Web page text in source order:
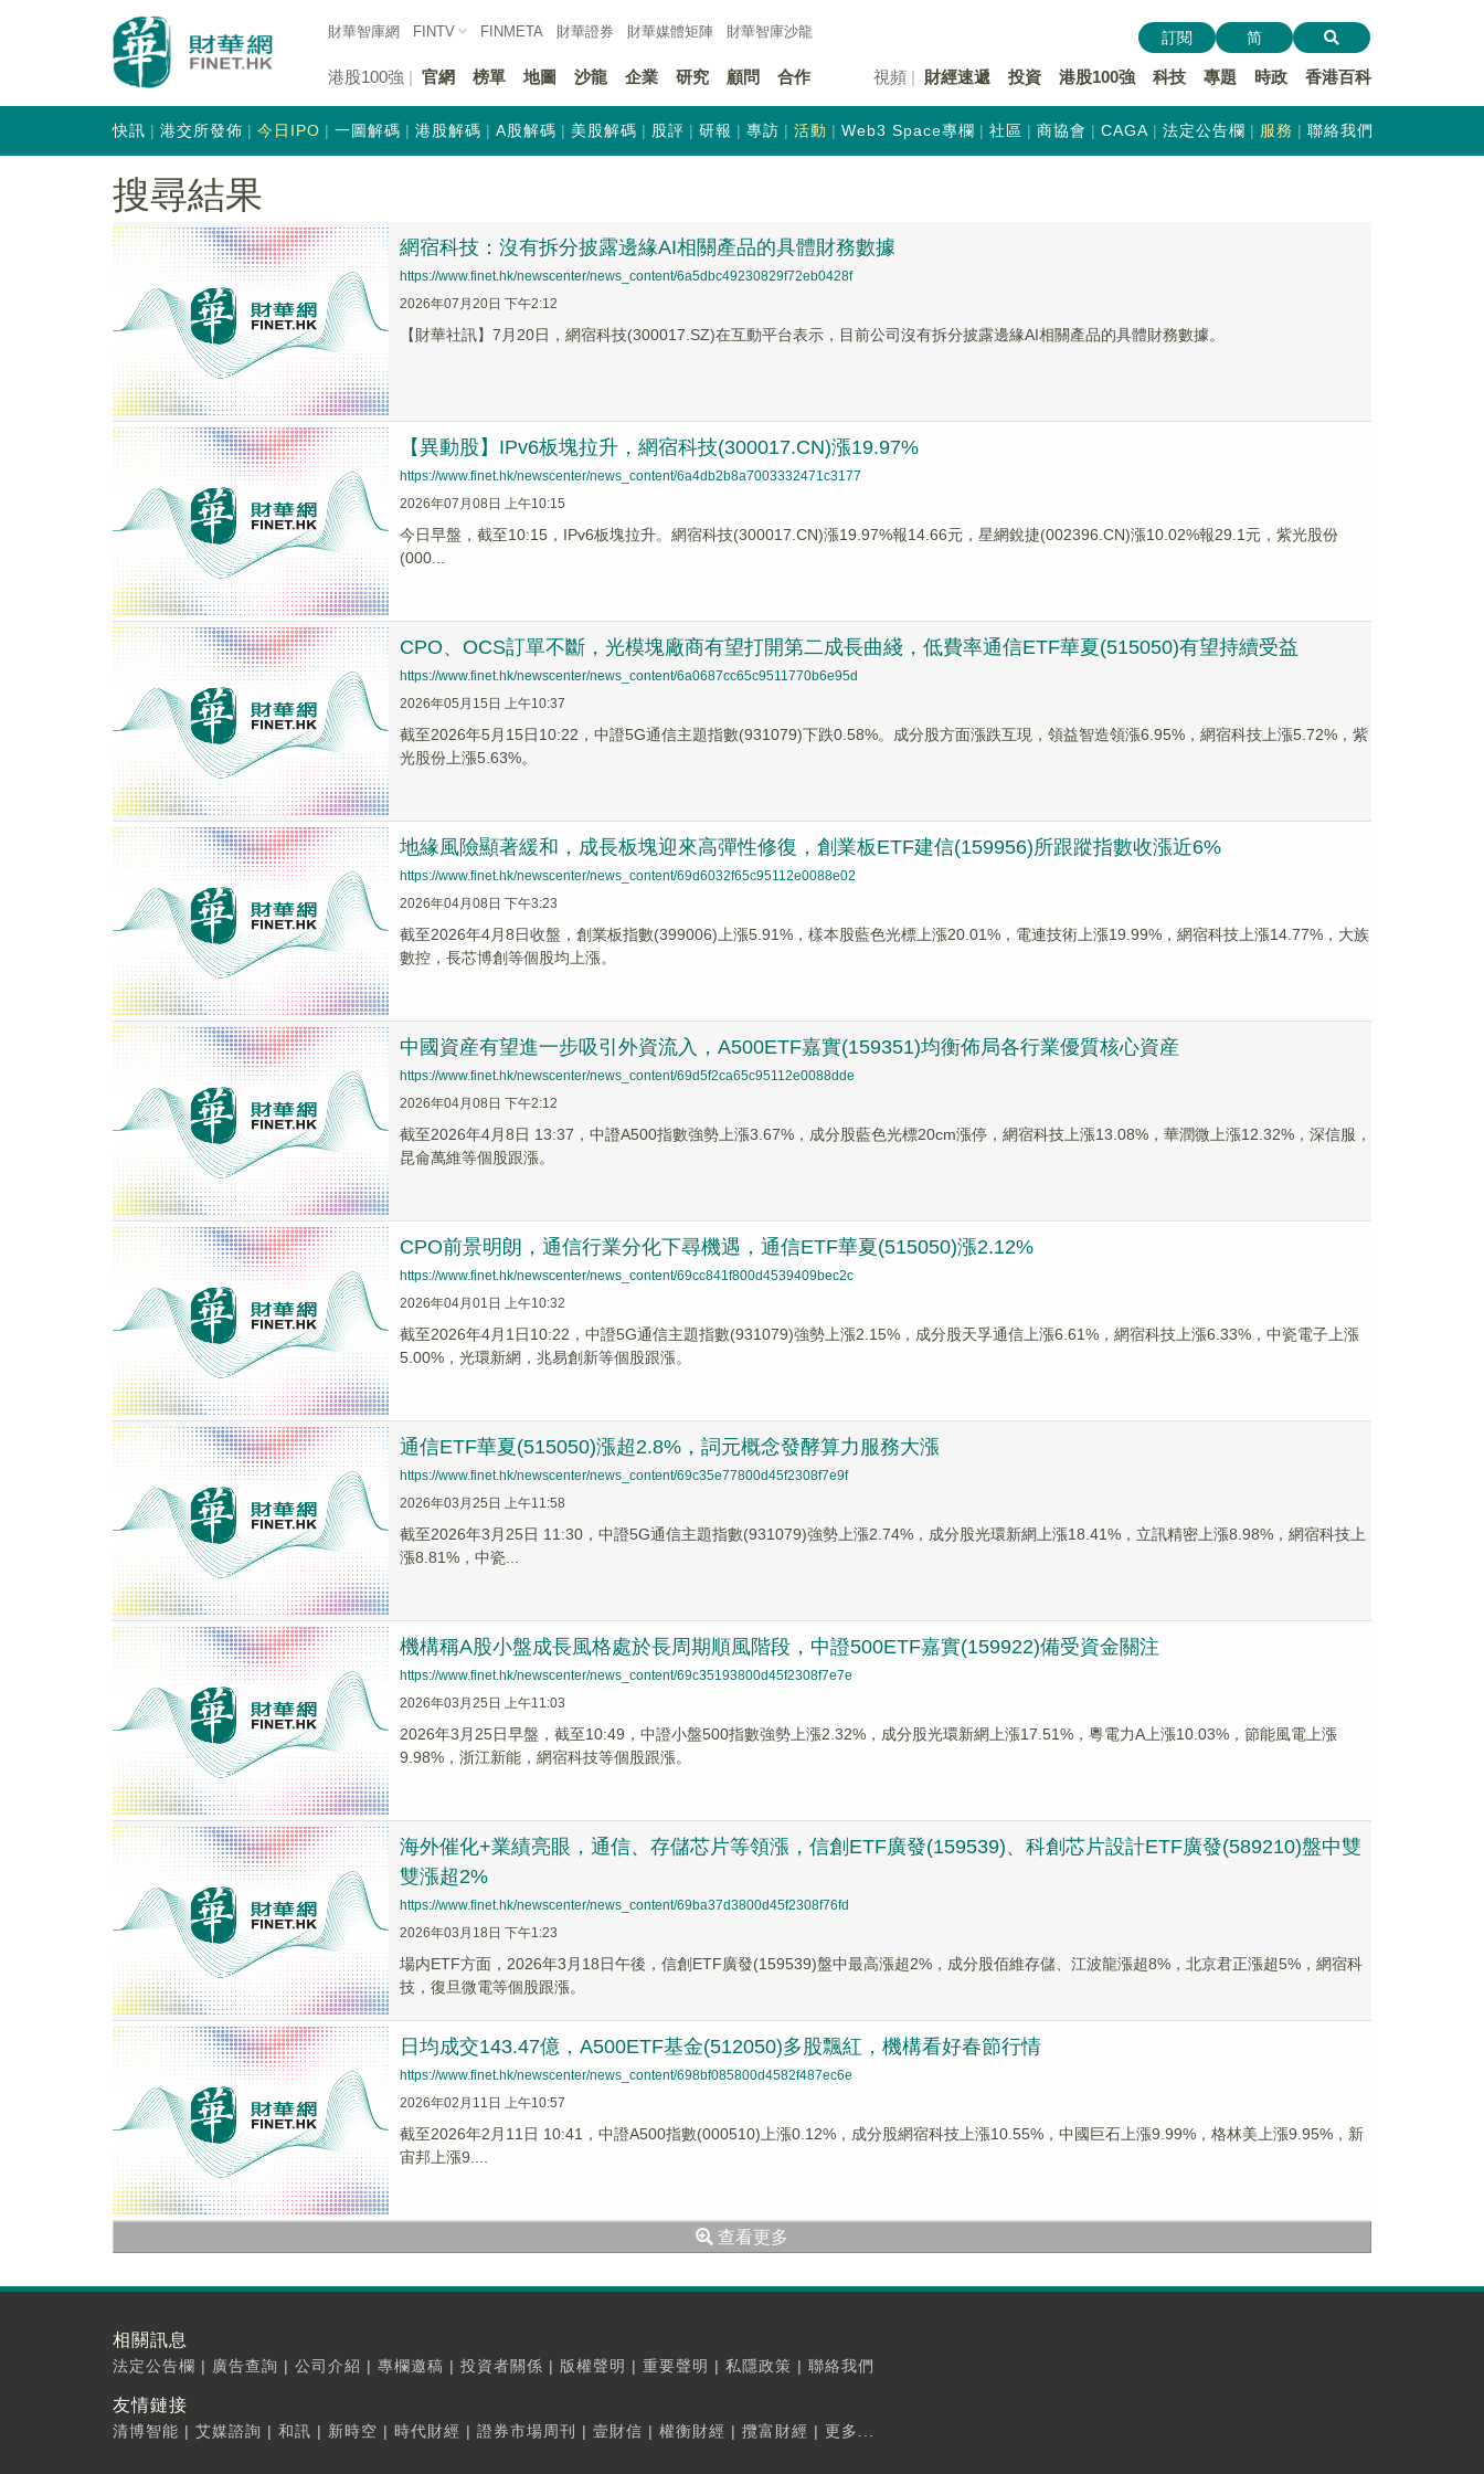
財華智庫網 FINTV FINMETA 財華證券 財華媒體矩陣 財華智庫沙龍
港股100強 官網 榜單 地圖 沙龍 企業 研究 顧問 合作 視頻 財經速遞 投資 港股100強 科技 專題 時政 香港百科
訂閱 简
快訊 港交所發佈 今日IPO 一圖解碼 港股解碼 A股解碼 美股解碼 股評 研報 專訪 活動 Web3 Space專欄 社區 商協會 CAGA 法定公告欄 服務 聯絡我們
搜尋結果
網宿科技：沒有拆分披露邊緣AI相關產品的具體財務數據
https://www.finet.hk/newscenter/news_content/6a5dbc49230829f72eb0428f
2026年07月20日 下午2:12
【財華社訊】7月20日，網宿科技(300017.SZ)在互動平台表示，目前公司沒有拆分披露邊緣AI相關產品的具體財務數據。
【異動股】IPv6板塊拉升，網宿科技(300017.CN)漲19.97%
https://www.finet.hk/newscenter/news_content/6a4db2b8a7003332471c3177
2026年07月08日 上午10:15
今日早盤，截至10:15，IPv6板塊拉升。網宿科技(300017.CN)漲19.97%報14.66元，星網銳捷(002396.CN)漲10.02%報29.1元，紫光股份
(000...
CPO、OCS訂單不斷，光模塊廠商有望打開第二成長曲綫，低費率通信ETF華夏(515050)有望持續受益
https://www.finet.hk/newscenter/news_content/6a0687cc65c9511770b6e95d
2026年05月15日 上午10:37
截至2026年5月15日10:22，中證5G通信主題指數(931079)下跌0.58%。成分股方面漲跌互現，領益智造領漲6.95%，網宿科技上漲5.72%，紫
光股份上漲5.63%。
地緣風險顯著緩和，成長板塊迎來高彈性修復，創業板ETF建信(159956)所跟蹤指數收漲近6%
https://www.finet.hk/newscenter/news_content/69d6032f65c95112e0088e02
2026年04月08日 下午3:23
截至2026年4月8日收盤，創業板指數(399006)上漲5.91%，樣本股藍色光標上漲20.01%，電連技術上漲19.99%，網宿科技上漲14.77%，大族
數控，長芯博創等個股均上漲。
中國資産有望進一步吸引外資流入，A500ETF嘉實(159351)均衡佈局各行業優質核心資産
https://www.finet.hk/newscenter/news_content/69d5f2ca65c95112e0088dde
2026年04月08日 下午2:12
截至2026年4月8日 13:37，中證A500指數強勢上漲3.67%，成分股藍色光標20cm漲停，網宿科技上漲13.08%，華潤微上漲12.32%，深信服，
昆侖萬維等個股跟漲。
CPO前景明朗，通信行業分化下尋機遇，通信ETF華夏(515050)漲2.12%
https://www.finet.hk/newscenter/news_content/69cc841f800d4539409bec2c
2026年04月01日 上午10:32
截至2026年4月1日10:22，中證5G通信主題指數(931079)強勢上漲2.15%，成分股天孚通信上漲6.61%，網宿科技上漲6.33%，中瓷電子上漲
5.00%，光環新網，兆易創新等個股跟漲。
通信ETF華夏(515050)漲超2.8%，詞元概念發酵算力服務大漲
https://www.finet.hk/newscenter/news_content/69c35e77800d45f2308f7e9f
2026年03月25日 上午11:58
截至2026年3月25日 11:30，中證5G通信主題指數(931079)強勢上漲2.74%，成分股光環新網上漲18.41%，立訊精密上漲8.98%，網宿科技上
漲8.81%，中瓷...
機構稱A股小盤成長風格處於長周期順風階段，中證500ETF嘉實(159922)備受資金關注
https://www.finet.hk/newscenter/news_content/69c35193800d45f2308f7e7e
2026年03月25日 上午11:03
2026年3月25日早盤，截至10:49，中證小盤500指數強勢上漲2.32%，成分股光環新網上漲17.51%，粵電力A上漲10.03%，節能風電上漲
9.98%，浙江新能，網宿科技等個股跟漲。
海外催化+業績亮眼，通信、存儲芯片等領漲，信創ETF廣發(159539)、科創芯片設計ETF廣發(589210)盤中雙
雙漲超2%
https://www.finet.hk/newscenter/news_content/69ba37d3800d45f2308f76fd
2026年03月18日 下午1:23
場内ETF方面，2026年3月18日午後，信創ETF廣發(159539)盤中最高漲超2%，成分股佰維存儲、江波龍漲超8%，北京君正漲超5%，網宿科
技，復旦微電等個股跟漲。
日均成交143.47億，A500ETF基金(512050)多股飄紅，機構看好春節行情
https://www.finet.hk/newscenter/news_content/698bf085800d4582f487ec6e
2026年02月11日 上午10:57
截至2026年2月11日 10:41，中證A500指數(000510)上漲0.12%，成分股網宿科技上漲10.55%，中國巨石上漲9.99%，格林美上漲9.95%，新
宙邦上漲9....
查看更多
相關訊息
法定公告欄 | 廣告查詢 | 公司介紹 | 專欄邀稿 | 投資者關係 | 版權聲明 | 重要聲明 | 私隱政策 | 聯絡我們
友情鏈接
清博智能 | 艾媒諮詢 | 和訊 | 新時空 | 時代財經 | 證券市場周刊 | 壹財信 | 權衡財經 | 攬富財經 | 更多...